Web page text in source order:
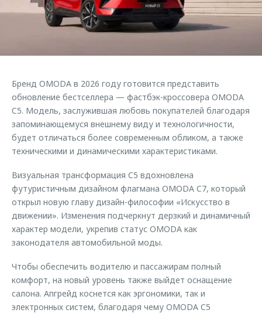
Страхование
Кредитный калькулятор
Оригинальные аксессуары
Запчасти
Трейд-ин
Калькулятор трейд-ин
Руководства по эксплуатации
Клиентская поддержка
Приложение O&J
Аксессуары
Одежда и сувениры
Оригинальные аксессуары
Запчасти
Обратная связь
Бренд OMODA в 2026 году готовится представить
обновление бестселлера — фастбэк-кроссовера OMODA
C5. Модель, заслужившая любовь покупателей благодаря
запоминающемуся внешнему виду и технологичности,
будет отличаться более современным обликом, а также
техническими и динамическими характеристиками.
Визуальная трансформация C5 вдохновлена
футуристичным дизайном флагмана OMODA C7, который
открыл новую главу дизайн-философии «Искусство в
движении». Изменения подчеркнут дерзкий и динамичный
характер модели, укрепив статус OMODA как
законодателя автомобильной моды.
Чтобы обеспечить водителю и пассажирам полный
комфорт, на новый уровень также выйдет оснащение
салона. Апгрейд коснется как эргономики, так и
электронных систем, благодаря чему OMODA C5